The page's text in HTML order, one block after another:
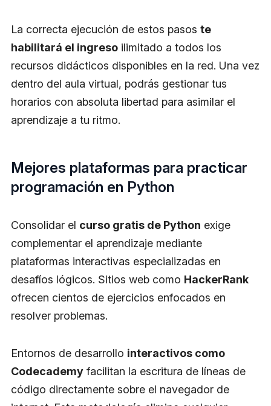
La correcta ejecución de estos pasos te
habilitará el ingreso ilimitado a todos los
recursos didácticos disponibles en la red. Una vez
dentro del aula virtual, podrás gestionar tus
horarios con absoluta libertad para asimilar el
aprendizaje a tu ritmo.
Mejores plataformas para practicar
programación en Python
Consolidar el curso gratis de Python exige
complementar el aprendizaje mediante
plataformas interactivas especializadas en
desafíos lógicos. Sitios web como HackerRank
ofrecen cientos de ejercicios enfocados en
resolver problemas.
Entornos de desarrollo interactivos como
Codecademy facilitan la escritura de líneas de
código directamente sobre el navegador de